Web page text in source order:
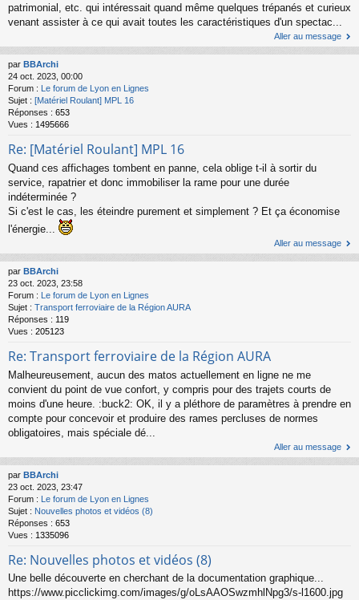
patrimonial, etc. qui intéressait quand même quelques trépanés et curieux
venant assister à ce qui avait toutes les caractéristiques d'un spectac...
Aller au message
par BBArchi
24 oct. 2023, 00:00
Forum : Le forum de Lyon en Lignes
Sujet : [Matériel Roulant] MPL 16
Réponses : 653
Vues : 1495666
Re: [Matériel Roulant] MPL 16
Quand ces affichages tombent en panne, cela oblige t-il à sortir du
service, rapatrier et donc immobiliser la rame pour une durée
indéterminée ?
Si c'est le cas, les éteindre purement et simplement ? Et ça économise
l'énergie...
Aller au message
par BBArchi
23 oct. 2023, 23:58
Forum : Le forum de Lyon en Lignes
Sujet : Transport ferroviaire de la Région AURA
Réponses : 119
Vues : 205123
Re: Transport ferroviaire de la Région AURA
Malheureusement, aucun des matos actuellement en ligne ne me
convient du point de vue confort, y compris pour des trajets courts de
moins d'une heure. :buck2: OK, il y a pléthore de paramètres à prendre en
compte pour concevoir et produire des rames percluses de normes
obligatoires, mais spéciale dé...
Aller au message
par BBArchi
23 oct. 2023, 23:47
Forum : Le forum de Lyon en Lignes
Sujet : Nouvelles photos et vidéos (8)
Réponses : 653
Vues : 1335096
Re: Nouvelles photos et vidéos (8)
Une belle découverte en cherchant de la documentation graphique...
https://www.picclickimg.com/images/g/oLsAAOSwzmhlNpg3/s-l1600.jpg